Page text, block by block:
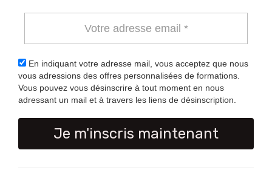
En indiquant votre adresse mail, vous acceptez que nous
vous adressions des offres personnalisées de formations.
Vous pouvez vous désinscrire à tout moment en nous
adressant un mail et à travers les liens de désinscription.
Je m'inscris maintenant